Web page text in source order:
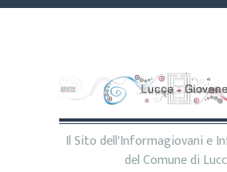
Il Sito dell'Informagiovani e
del Comune di